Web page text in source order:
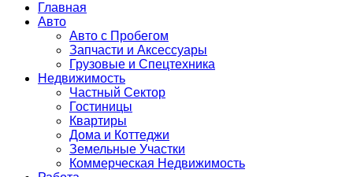
Главная
Авто
Авто с Пробегом
Запчасти и Аксессуары
Грузовые и Спецтехника
Недвижимость
Частный Сектор
Гостиницы
Квартиры
Дома и Коттеджи
Земельные Участки
Коммерческая Недвижимость